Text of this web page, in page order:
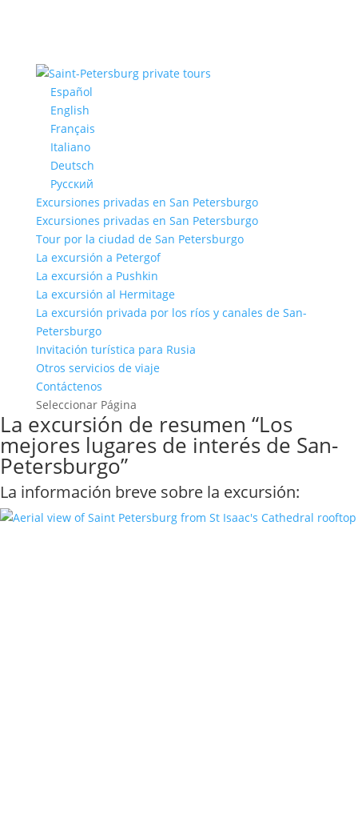
Español
English
Français
Italiano
Deutsch
Русский
Excursiones privadas en San Petersburgo
Excursiones privadas en San Petersburgo
Tour por la ciudad de San Petersburgo
La excursión a Petergof
La excursión a Pushkin
La excursión al Hermitage
La excursión privada por los ríos y canales de San-
Petersburgo
Invitación turística para Rusia
Otros servicios de viaje
Contáctenos
Seleccionar Página
La excursión de resumen “Los
mejores lugares de interés de San-
Petersburgo”
La información breve sobre la excursión: